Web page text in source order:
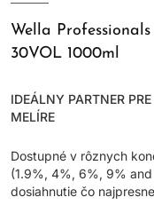
Wella
30VOL 1000ml
IDEÁLNY PARTNER
MELÍRE
Dostupné v rôznych
(1.9%, 4%, 6%, 9%
dosiahnutie čo